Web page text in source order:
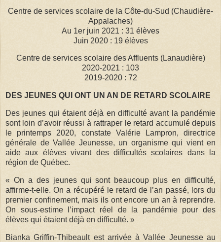
Centre de services scolaire de la Côte-du-Sud (Chaudière-
Appalaches)
Au 1er juin 2021 : 31 élèves
Juin 2020 : 19 élèves
Centre de services scolaire des Affluents (Lanaudière)
2020-2021 : 103
2019-2020 : 72
DES JEUNES QUI ONT UN AN DE RETARD SCOLAIRE
Des jeunes qui étaient déjà en difficulté avant la pandémie
sont loin d’avoir réussi à rattraper le retard accumulé depuis
le printemps 2020, constate Valérie Lampron, directrice
générale de Vallée Jeunesse, un organisme qui vient en
aide aux élèves vivant des difficultés scolaires dans la
région de Québec.
« On a des jeunes qui sont beaucoup plus en difficulté,
affirme-t-elle. On a récupéré le retard de l’an passé, lors du
premier confinement, mais ils ont encore un an à reprendre.
On sous-estime l’impact réel de la pandémie pour des
élèves qui étaient déjà en difficulté. »
Bianka Griffin-Thibeault est arrivée à Vallée Jeunesse au